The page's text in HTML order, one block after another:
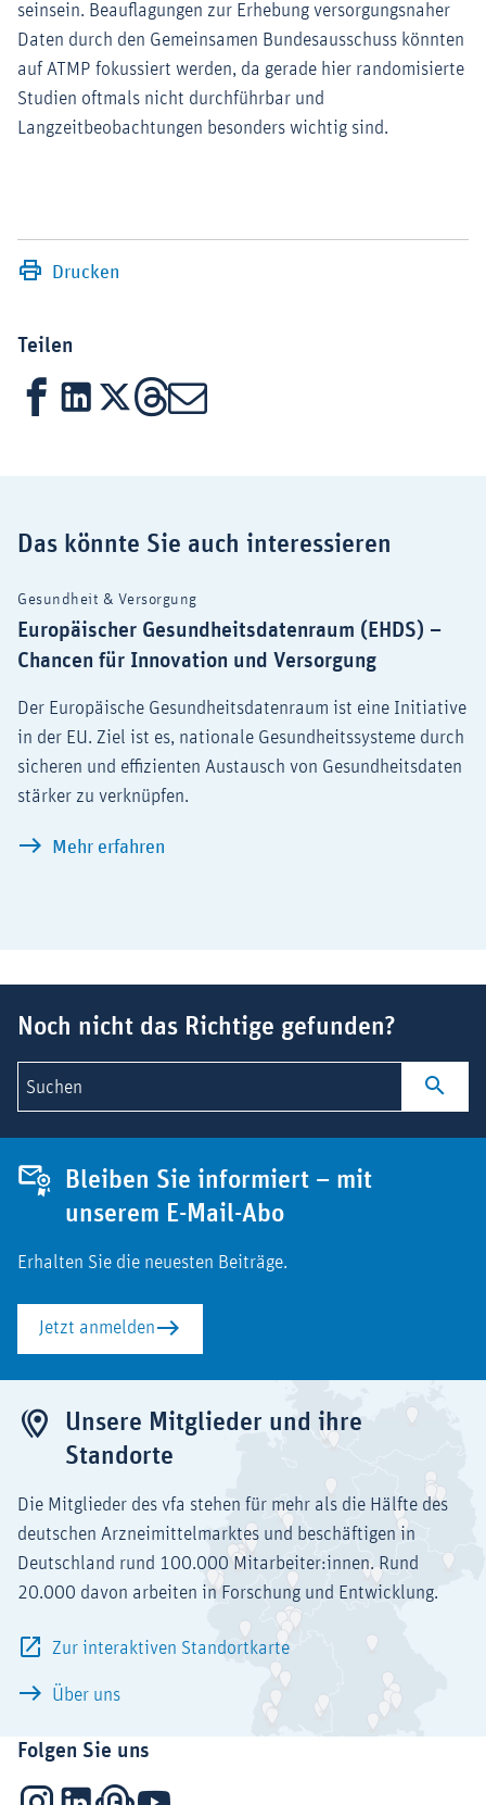
seinsein. Beauflagungen zur Erhebung versorgungsnaher
Daten durch den Gemeinsamen Bundesausschuss könnten
auf ATMP fokussiert werden, da gerade hier randomisierte
Studien oftmals nicht durchführbar und
Langzeitbeobachtungen besonders wichtig sind.
Drucken
Teilen
FacebookLinkedIn
X Threads
Mail
Das könnte Sie auch interessieren
Gesundheit & Versorgung
Europäischer Gesundheitsdatenraum (EHDS) –
Chancen für Innovation und Versorgung
Der Europäische Gesundheitsdatenraum ist eine Initiative
in der EU. Ziel ist es, nationale Gesundheitssysteme durch
sicheren und effizienten Austausch von Gesundheitsdaten
stärker zu verknüpfen.
Mehr erfahren
Noch nicht das Richtige gefunden?
Suchen
Bleiben Sie informiert – mit
unserem E-Mail-Abo
Erhalten Sie die neuesten Beiträge.
Jetzt anmelden
Unsere Mitglieder und ihre
Standorte
Die Mitglieder des vfa stehen für mehr als die Hälfte des
deutschen Arzneimittelmarktes und beschäftigen in
Deutschland rund 100.000 Mitarbeiter:innen. Rund
20.000 davon arbeiten in Forschung und Entwicklung.
Zur interaktiven Standortkarte
Über uns
Folgen Sie uns